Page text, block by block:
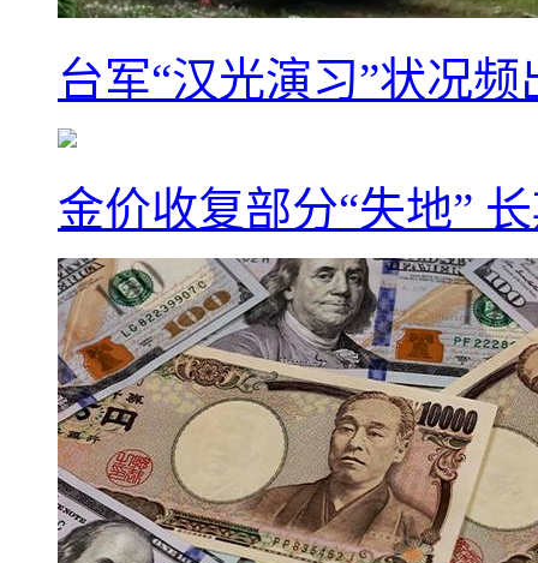
台军“汉光演习”状况
金价收复部分“失地”